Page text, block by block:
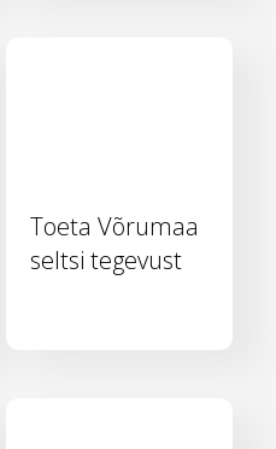
Toeta Võrumaa
seltsi tegevust